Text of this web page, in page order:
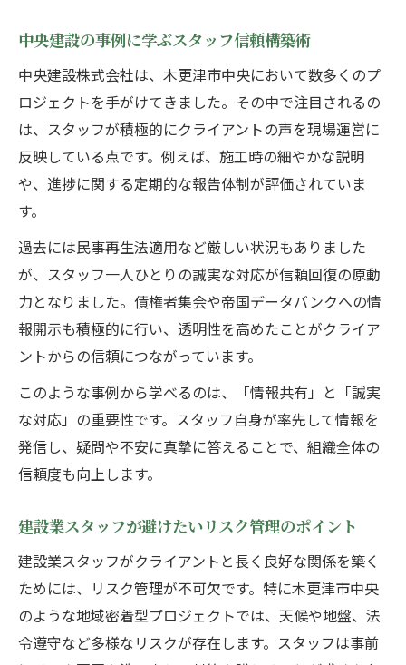
フ
法
地域貢献と成長実感を得る建設業スタッフの現
場力
建設業スタッフが実感する地域貢献の瞬間
建設業スタッフの成長を支える現場経験
優良企業で伸びる建設業スタッフの現場力
建設業スタッフとして成長を続ける秘訣
中央建設の事例に学ぶスタッフ信頼構築術
中央建設株式会社は、木更津市中央において数多くのプ
ロジェクトを手がけてきました。その中で注目されるの
は、スタッフが積極的にクライアントの声を現場運営に
反映している点です。例えば、施工時の細やかな説明
や、進捗に関する定期的な報告体制が評価されていま
す。
過去には民事再生法適用など厳しい状況もありました
が、スタッフ一人ひとりの誠実な対応が信頼回復の原動
力となりました。債権者集会や帝国データバンクへの情
報開示も積極的に行い、透明性を高めたことがクライア
ントからの信頼につながっています。
このような事例から学べるのは、「情報共有」と「誠実
な対応」の重要性です。スタッフ自身が率先して情報を
発信し、疑問や不安に真摯に答えることで、組織全体の
信頼度も向上します。
建設業スタッフが避けたいリスク管理のポイント
建設業スタッフがクライアントと長く良好な関係を築く
ためには、リスク管理が不可欠です。特に木更津市中央
のような地域密着型プロジェクトでは、天候や地盤、法
令遵守など多様なリスクが存在します。スタッフは事前